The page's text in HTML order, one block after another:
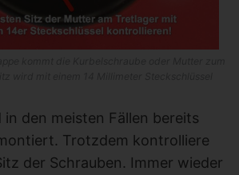
in den meisten Fällen bereits
Trotzdem kontrolliere
der Schrauben. Immer wieder